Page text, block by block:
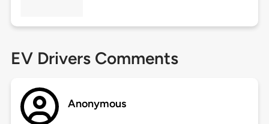
EV Drivers Comments
Anonymous